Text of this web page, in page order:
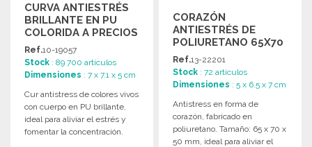
CURVA ANTIESTRÉS
BRILLANTE EN PU
COLORIDA A PRECIOS
DE MAYORISTA
Ref.10-19057
Stock : 89 700 artículos
Dimensiones : 7 x 7.1 x 5 cm
Cur antistress de colores vivos
con cuerpo en PU brillante,
ideal para aliviar el estrés y
fomentar la concentración.
CORAZÓN
ANTIESTRÉS DE
POLIURETANO 65X70
MM A PRECIOS DE
MAYORISTA
Ref.13-22201
Stock : 72 artículos
Dimensiones : 5 x 6.5 x 7 cm
Antistress en forma de
corazón, fabricado en
poliuretano. Tamaño: 65 x 70 x
50 mm, ideal para aliviar el